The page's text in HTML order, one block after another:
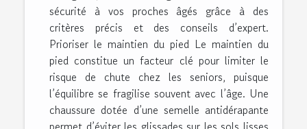
sécurité à vos proches âgés grâce à des
critères précis et des conseils d’expert.
Prioriser le maintien du pied Le maintien du
pied constitue un facteur clé pour limiter le
risque de chute chez les seniors, puisque
l’équilibre se fragilise souvent avec l’âge. Une
chaussure dotée d’une semelle antidérapante